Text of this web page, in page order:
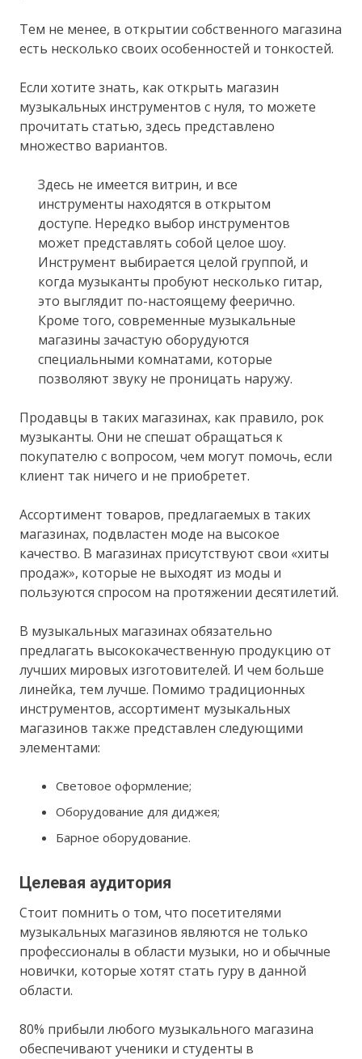
Тем не менее, в открытии собственного магазина
есть несколько своих особенностей и тонкостей.
Если хотите знать, как открыть магазин
музыкальных инструментов с нуля, то можете
прочитать статью, здесь представлено
множество вариантов.
Здесь не имеется витрин, и все
инструменты находятся в открытом
доступе. Нередко выбор инструментов
может представлять собой целое шоу.
Инструмент выбирается целой группой, и
когда музыканты пробуют несколько гитар,
это выглядит по-настоящему феерично.
Кроме того, современные музыкальные
магазины зачастую оборудуются
специальными комнатами, которые
позволяют звуку не проницать наружу.
Продавцы в таких магазинах, как правило, рок
музыканты. Они не спешат обращаться к
покупателю с вопросом, чем могут помочь, если
клиент так ничего и не приобретет.
Ассортимент товаров, предлагаемых в таких
магазинах, подвластен моде на высокое
качество. В магазинах присутствуют свои «хиты
продаж», которые не выходят из моды и
пользуются спросом на протяжении десятилетий.
В музыкальных магазинах обязательно
предлагать высококачественную продукцию от
лучших мировых изготовителей. И чем больше
линейка, тем лучше. Помимо традиционных
инструментов, ассортимент музыкальных
магазинов также представлен следующими
элементами:
Световое оформление;
Оборудование для диджея;
Барное оборудование.
Целевая аудитория
Стоит помнить о том, что посетителями
музыкальных магазинов являются не только
профессионалы в области музыки, но и обычные
новички, которые хотят стать гуру в данной
области.
80% прибыли любого музыкального магазина
обеспечивают ученики и студенты в